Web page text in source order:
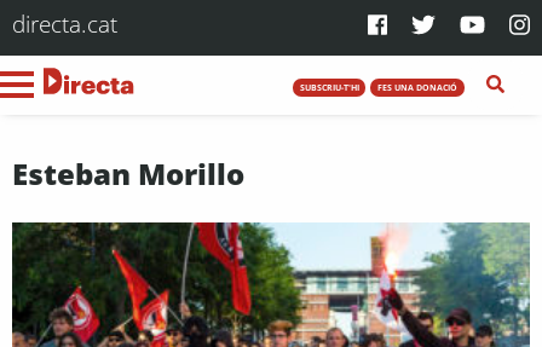
directa.cat
SUBSCRIU-T'HI FES UNA DONACIÓ
Esteban Morillo